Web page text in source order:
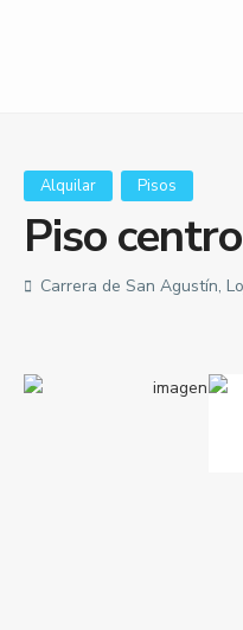
Alquilar Pisos
Piso
Carrera de San Agustín,